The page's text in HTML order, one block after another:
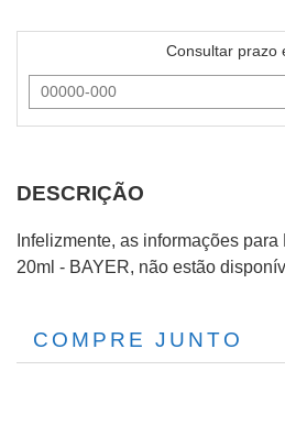
Consultar prazo
DESCRIÇÃO
Infelizmente, as informações
20ml - BAYER, não estão
COMPRE JUNTO